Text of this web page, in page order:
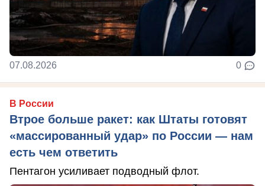
07.08.2026 0
В России
Втрое больше ракет: как Штаты готовят
«массированный удар» по России — нам
есть чем ответить
Пентагон усиливает подводный флот.